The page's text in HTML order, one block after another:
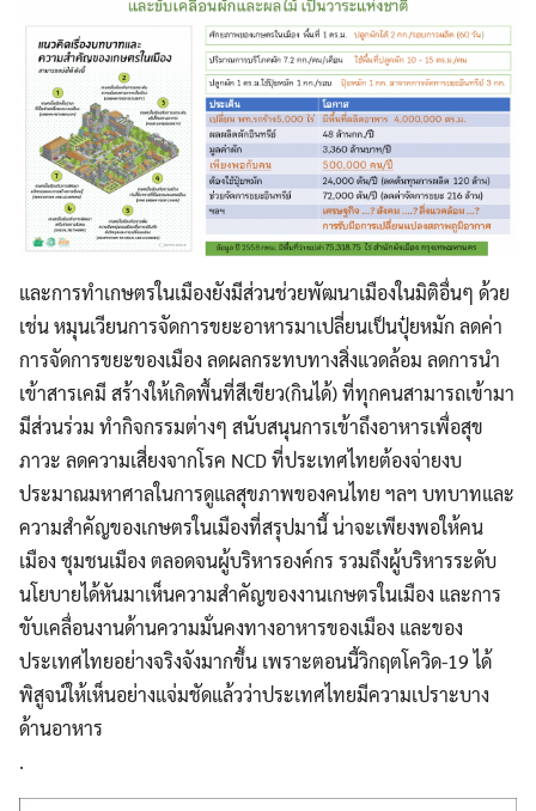
และการทำเกษตรในเมืองยังมีส่วนช่วยพัฒนาเมืองในมิติอื่นๆ ด้วย
เช่น หมุนเวียนการจัดการขยะอาหารมาเปลี่ยนเป็นปุ๋ยหมัก ลดค่า
การจัดการขยะของเมือง ลดผลกระทบทางสิ่งแวดล้อม ลดการนำ
เข้าสารเคมี สร้างให้เกิดพื้นที่สีเขียว(กินได้) ที่ทุกคนสามารถเข้ามา
มีส่วนร่วม ทำกิจกรรมต่างๆ สนับสนุนการเข้าถึงอาหารเพื่อสุข
ภาวะ ลดความเสี่ยงจากโรค NCD ที่ประเทศไทยต้องจ่ายงบ
ประมาณมหาศาลในการดูแลสุขภาพของคนไทย ฯลฯ บทบาทและ
ความสำคัญของเกษตรในเมืองที่สรุปมานี้ น่าจะเพียงพอให้คน
เมือง ชุมชนเมือง ตลอดจนผู้บริหารองค์กร รวมถึงผู้บริหารระดับ
นโยบายได้หันมาเห็นความสำคัญของงานเกษตรในเมือง และการ
ขับเคลื่อนงานด้านความมั่นคงทางอาหารของเมือง และของ
ประเทศไทยอย่างจริงจังมากขึ้น เพราะตอนนี้วิกฤตโควิด-19 ได้
พิสูจน์ให้เห็นอย่างแจ่มชัดแล้วว่าประเทศไทยมีความเปราะบาง
ด้านอาหาร
.